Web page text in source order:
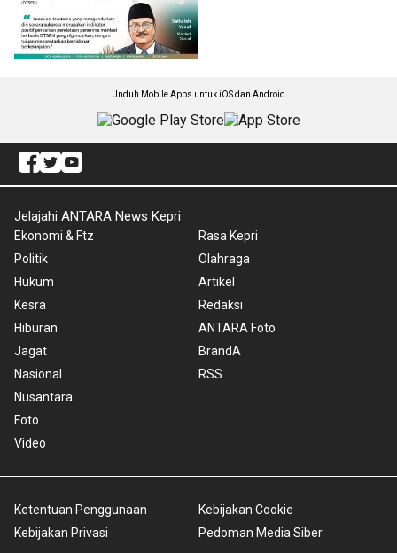
Unduh Mobile Apps untuk iOS dan Android
Jelajahi ANTARA News Kepri
Ekonomi & Ftz
Politik
Hukum
Kesra
Hiburan
Jagat
Nasional
Nusantara
Foto
Video
Rasa Kepri
Olahraga
Artikel
Redaksi
ANTARA Foto
BrandA
RSS
Ketentuan Penggunaan
Kebijakan Privasi
Kebijakan Cookie
Pedoman Media Siber